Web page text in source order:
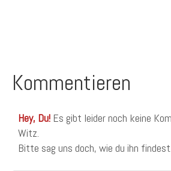
Kommentieren
Hey, Du! Es gibt leider noch keine
Witz.
Bitte sag uns doch, wie du ihn findest.